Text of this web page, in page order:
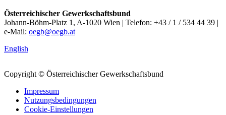
Österreichischer Gewerkschaftsbund
Johann-Böhm-Platz 1, A-1020 Wien | Telefon: +43 / 1 / 534 44 39 |
e-Mail: oegb@oegb.at
English
Copyright © Österreichischer Gewerkschaftsbund
Impressum
Nutzungsbedingungen
Cookie-Einstellungen